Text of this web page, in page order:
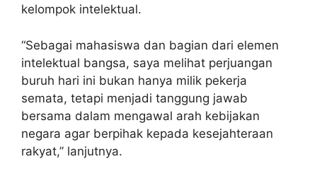
kelompok intelektual.
“Sebagai mahasiswa dan bagian dari elemen
intelektual bangsa, saya melihat perjuangan
buruh hari ini bukan hanya milik pekerja
semata, tetapi menjadi tanggung jawab
bersama dalam mengawal arah kebijakan
negara agar berpihak kepada kesejahteraan
rakyat,” lanjutnya.